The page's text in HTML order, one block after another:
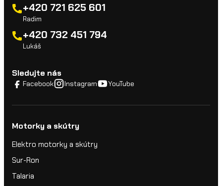
+420 721 625 601
Radim
+420 732 451 794
Lukáš
Sledujte nás
Facebook Instagram YouTube
Motorky a skútry
Elektro motorky a skútry
Sur-Ron
Talaria